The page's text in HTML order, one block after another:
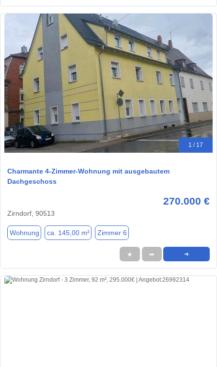
1 / 17
Charmante 4-Zimmer-Wohnung mit ausgebautem
Dachgeschoss
270.000 €
Zirndorf, 90513
Wohnung ca. 145,00 m² Zimmer 6
★ ➦ ➜